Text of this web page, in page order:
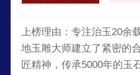
上榜理由：专注治玉20余
地玉雕大师建立了紧密的
匠精神，传承5000年的玉